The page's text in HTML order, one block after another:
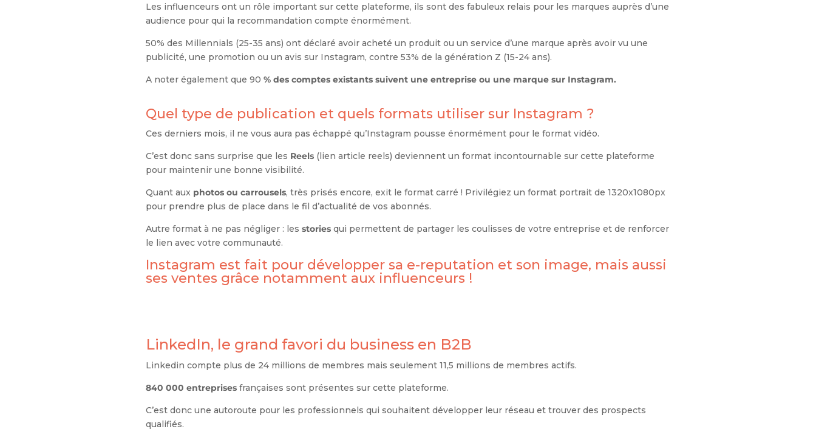
Les influenceurs ont un rôle important sur cette plateforme, ils sont des fabuleux relais pour les marques auprès d’une
audience pour qui la recommandation compte énormément.
50% des Millennials (25-35 ans) ont déclaré avoir acheté un produit ou un service d’une marque après avoir vu une
publicité, une promotion ou un avis sur Instagram, contre 53% de la génération Z (15-24 ans).
A noter également que 90 % des comptes existants suivent une entreprise ou une marque sur Instagram.
Quel type de publication et quels formats utiliser sur Instagram ?
Ces derniers mois, il ne vous aura pas échappé qu’Instagram pousse énormément pour le format vidéo.
C’est donc sans surprise que les Reels (lien article reels) deviennent un format incontournable sur cette plateforme
pour maintenir une bonne visibilité.
Quant aux photos ou carrousels, très prisés encore, exit le format carré ! Privilégiez un format portrait de 1320x1080px
pour prendre plus de place dans le fil d’actualité de vos abonnés.
Autre format à ne pas négliger : les stories qui permettent de partager les coulisses de votre entreprise et de renforcer
le lien avec votre communauté.
Instagram est fait pour développer sa e-reputation et son image, mais aussi
ses ventes grâce notamment aux influenceurs !
LinkedIn, le grand favori du business en B2B
Linkedin compte plus de 24 millions de membres mais seulement 11,5 millions de membres actifs.
840 000 entreprises françaises sont présentes sur cette plateforme.
C’est donc une autoroute pour les professionnels qui souhaitent développer leur réseau et trouver des prospects
qualifiés.